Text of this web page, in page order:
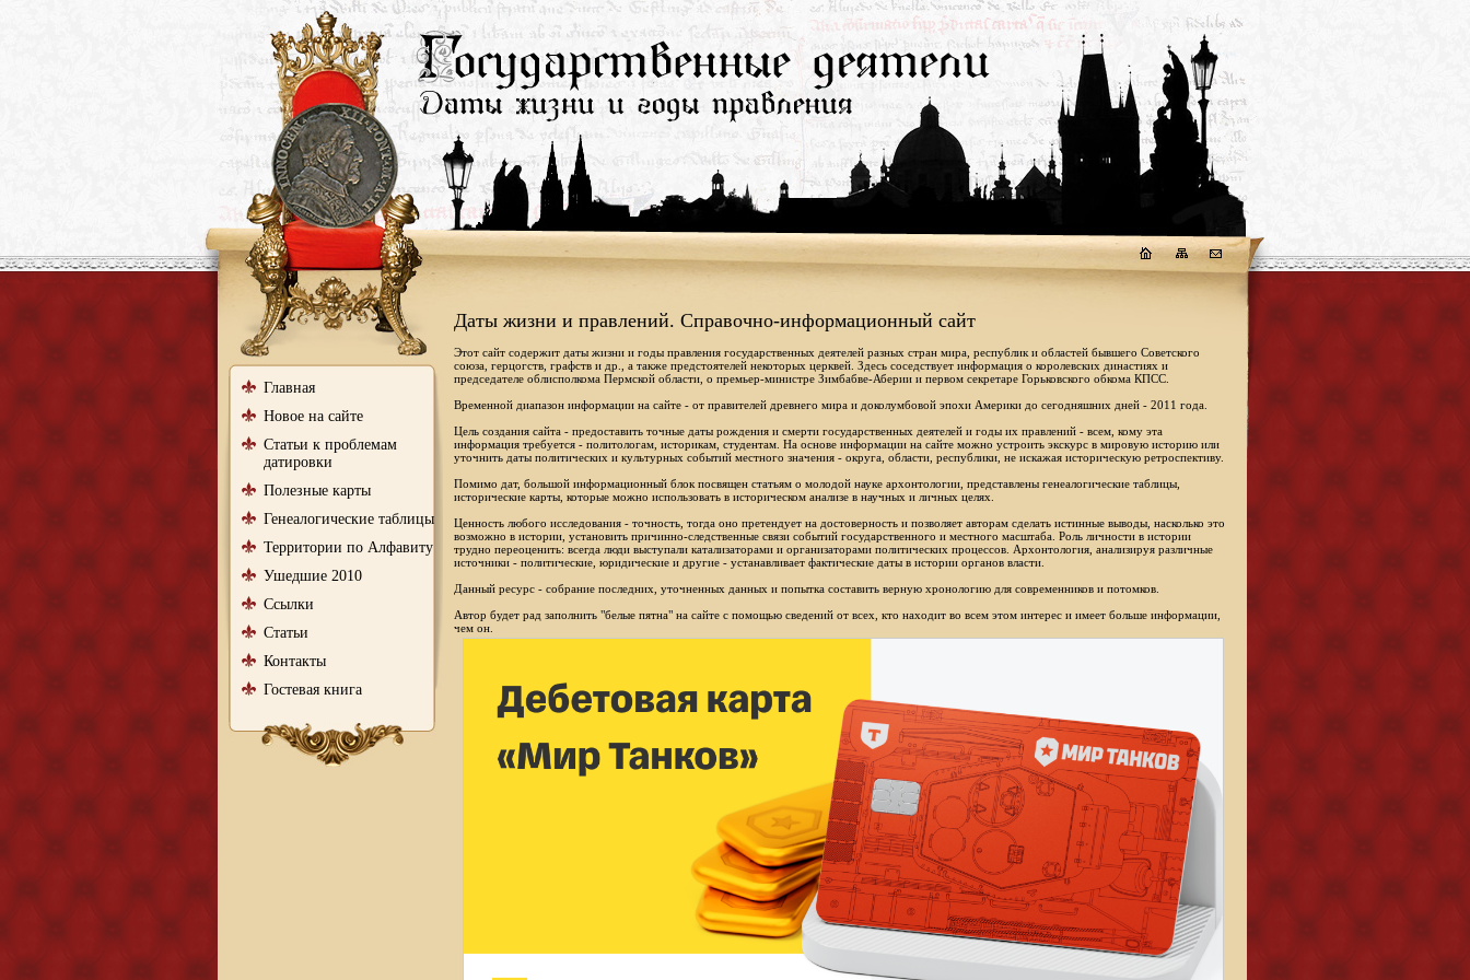
Главная
Новое на сайте
Статьи к проблемам
датировки
Полезные карты
Генеалогические таблицы
Территории по Алфавиту
Ушедшие 2010
Ссылки
Статьи
Контакты
Гостевая книга
Даты жизни и правлений. Справочно-информационный сайт
Этот сайт содержит даты жизни и годы правления государственных деятелей разных стран мира, республик и областей бывшего Советского
союза, герцогств, графств и др., а также предстоятелей некоторых церквей. Здесь соседствует информация о королевских династиях и
председателе облисполкома Пермской области, о премьер-министре Зимбабве-Аберии и первом секретаре Горьковского обкома КПСС.
Временной диапазон информации на сайте - от правителей древнего мира и доколумбовой эпохи Америки до сегодняшних дней - 2011 года.
Цель создания сайта - предоставить точные даты рождения и смерти государственных деятелей и годы их правлений - всем, кому эта
информация требуется - политологам, историкам, студентам. На основе информации на сайте можно устроить экскурс в мировую историю или
уточнить даты политических и культурных событий местного значения - округа, области, республики, не искажая историческую ретроспективу.
Помимо дат, большой информационный блок посвящен статьям о молодой науке архонтологии, представлены генеалогические таблицы,
исторические карты, которые можно использовать в историческом анализе в научных и личных целях.
Ценность любого исследования - точность, тогда оно претендует на достоверность и позволяет авторам сделать истинные выводы, насколько это
возможно в истории, установить причинно-следственные связи событий государственного и местного масштаба. Роль личности в истории
трудно переоценить: всегда люди выступали катализаторами и организаторами политических процессов. Архонтология, анализируя различные
источники - политические, юридические и другие - устанавливает фактические даты в истории органов власти.
Данный ресурс - собрание последних, уточненных данных и попытка составить верную хронологию для современников и потомков.
Автор будет рад заполнить "белые пятна" на сайте с помощью сведений от всех, кто находит во всем этом интерес и имеет больше информации,
чем он.